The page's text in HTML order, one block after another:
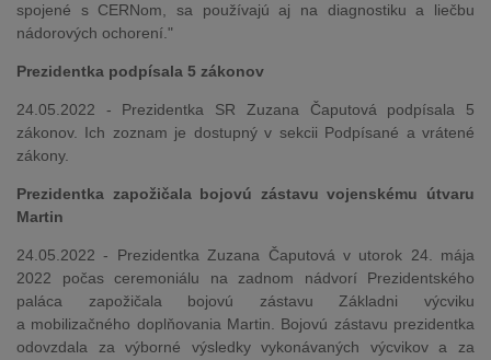
spojené s CERNom, sa používajú aj na diagnostiku a liečbu
nádorových ochorení."
Prezidentka podpísala 5 zákonov
24.05.2022 - Prezidentka SR Zuzana Čaputová podpísala 5
zákonov. Ich zoznam je dostupný v sekcii Podpísané a vrátené
zákony.
Prezidentka zapožičala bojovú zástavu vojenskému útvaru
Martin
24.05.2022 - Prezidentka Zuzana Čaputová v utorok 24. mája
2022 počas ceremoniálu na zadnom nádvorí Prezidentského
paláca zapožičala bojovú zástavu Základni výcviku
a mobilizačného doplňovania Martin. Bojovú zástavu prezidentka
odovzdala za výborné výsledky vykonávaných výcvikov a za